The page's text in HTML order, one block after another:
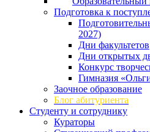
Подготовка к
2027)
Дни факультетов
Дни открытых
Конкурс
Гимназия
Заочное образование
Блог абитуриента
Студенту и сотруднику
Кураторы